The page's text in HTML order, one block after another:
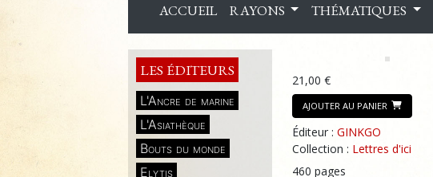
ACCUEIL RAYONS THÉMATIQUES
LES ÉDITEURS
L'Ancre de marine
L'Asiathèque
Bouts du monde
Elytis
21,00 €
AJOUTER AU PANIER
Éditeur : GINKGO
Collection : Lettres d'ici
460 pages